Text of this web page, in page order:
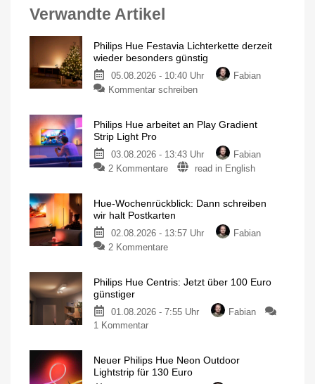
Verwandte Artikel
Philips Hue Festavia Lichterkette derzeit
wieder besonders günstig
05.08.2026 - 10:40 Uhr
Fabian
Kommentar schreiben
Philips Hue arbeitet an Play Gradient
Strip Light Pro
03.08.2026 - 13:43 Uhr
Fabian
2 Kommentare
read in English
Hue-Wochenrückblick: Dann schreiben
wir halt Postkarten
02.08.2026 - 13:57 Uhr
Fabian
2 Kommentare
Philips Hue Centris: Jetzt über 100 Euro
günstiger
01.08.2026 - 7:55 Uhr
Fabian
1 Kommentar
Neuer Philips Hue Neon Outdoor
Lightstrip für 130 Euro